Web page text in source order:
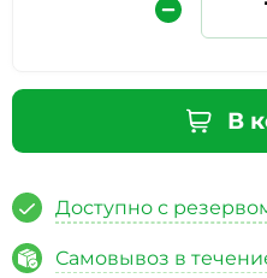
В
Доступно с
Самовывоз в
Защита от
Введите слово на
* Нажимая кнопку
согласие на обработку
соответствии с